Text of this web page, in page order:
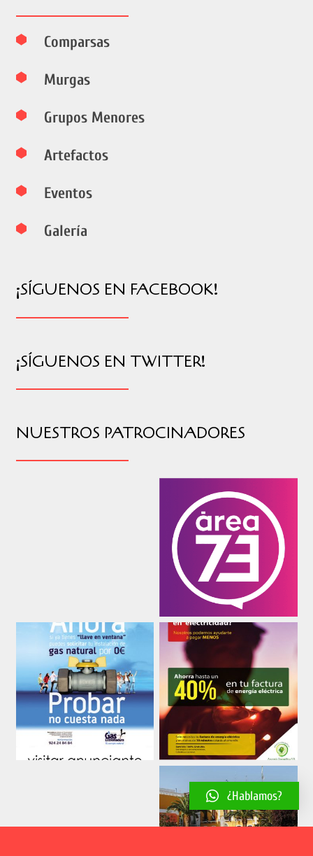
Comparsas
Murgas
Grupos Menores
Artefactos
Eventos
Galería
¡SÍGUENOS EN FACEBOOK!
¡SÍGUENOS EN TWITTER!
NUESTROS PATROCINADORES
¿Hablamos?